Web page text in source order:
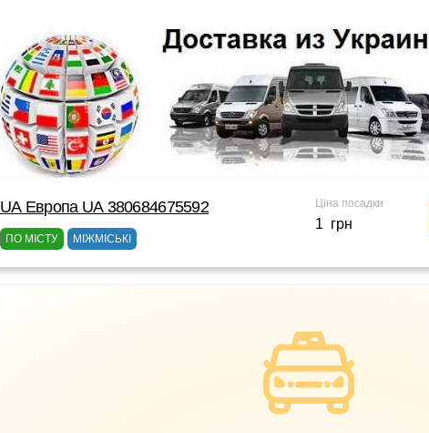
UА Европа UА 380684675592
ПО МІСТУ МІЖМІСЬКІ
Ціна посадки
1 грн